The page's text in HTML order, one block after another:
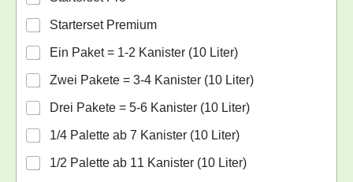
Starterset Premium
Ein Paket = 1-2 Kanister (10 Liter)
Zwei Pakete = 3-4 Kanister (10 Liter)
Drei Pakete = 5-6 Kanister (10 Liter)
1/4 Palette ab 7 Kanister (10 Liter)
1/2 Palette ab 11 Kanister (10 Liter)